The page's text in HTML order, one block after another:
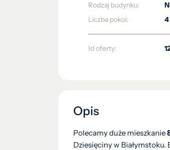
Rodzaj budynku:
Liczba pokoi:
4
Id oferty:
Opis
Polecamy duże mieszkanie
Dziesięciny w